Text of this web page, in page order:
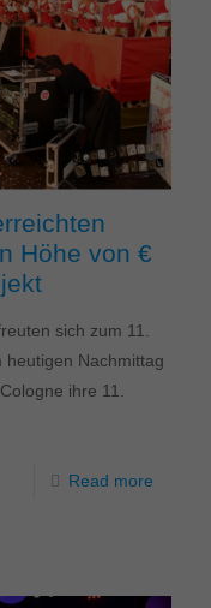
Höhe von €
sich zum 11.
heutigen Nachmittag
ihre 11.
Read more